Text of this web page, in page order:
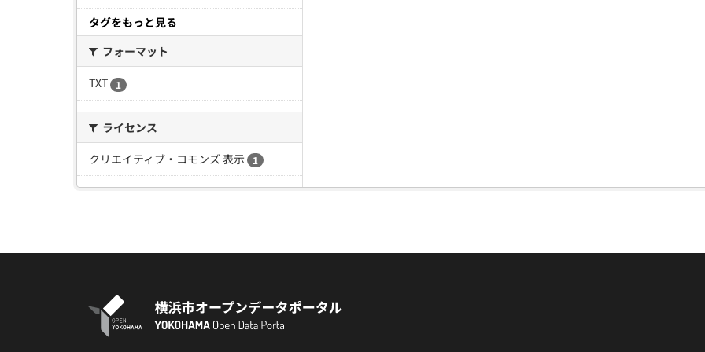
タグをもっと見る
フォーマット
TXT
1
ライセンス
クリエイティブ・コモンズ 表示
1